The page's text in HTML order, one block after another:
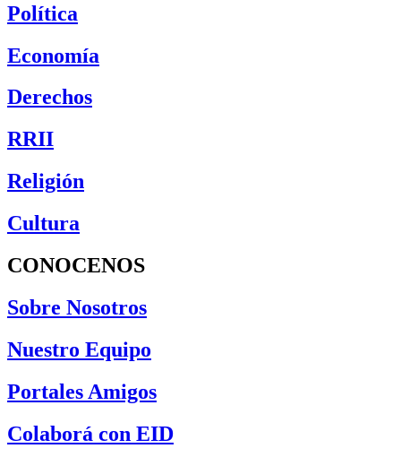
Política
Economía
Derechos
RRII
Religión
Cultura
CONOCENOS
Sobre Nosotros
Nuestro Equipo
Portales Amigos
Colaborá con EID